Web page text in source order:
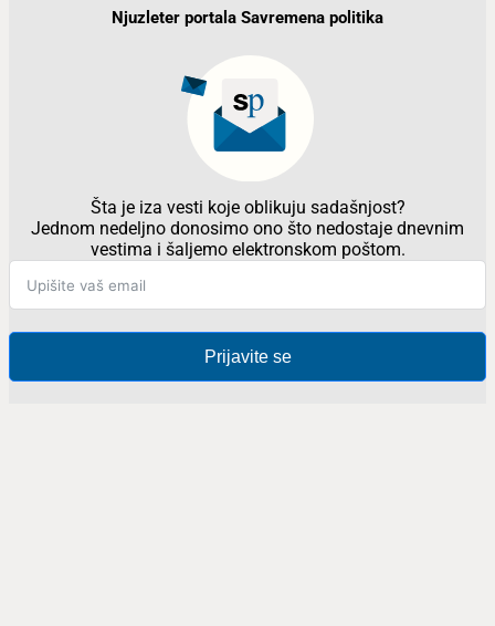
Njuzleter portala Savremena politika
Šta je iza vesti koje oblikuju sadašnjost?
Jednom nedeljno donosimo ono što nedostaje dnevnim
vestima i šaljemo elektronskom poštom.
Prijavite se